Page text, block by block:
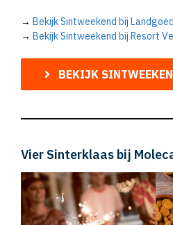
→ Bekijk Sintweekend bij
→ Bekijk Sintweekend bij Resort
BEKIJK
Vier Sinterklaas bij